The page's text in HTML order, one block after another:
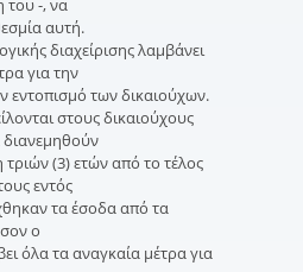
αυτή.
διαχείρισης λαμβάνει
για την
εντοπισμό των δικαιούχων.
στους δικαιούχους
διανεμηθούν
(3) ετών από το τέλος
εντός
τα έσοδα από τα
ο
όλα τα αναγκαία μέτρα για